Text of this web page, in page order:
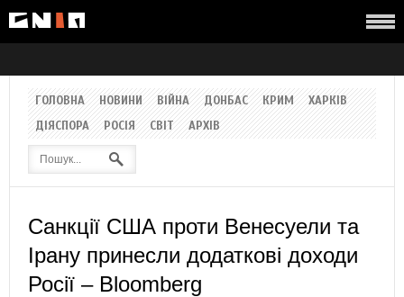
ГОЛОВНА НОВИНИ ВІЙНА ДОНБАС КРИМ
ХАРКІВ
ДІЯСПОРА
РОСІЯ СВІТ АРХІВ
Санкції США проти Венесуели та
Ірану принесли додаткові доходи
Росії – Bloomberg